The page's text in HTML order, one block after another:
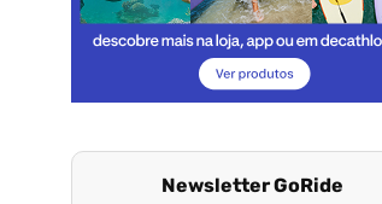
Newsletter GoRide